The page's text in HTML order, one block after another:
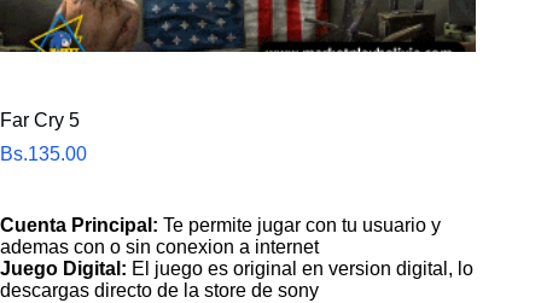
Far Cry 5
Bs.135.00
Cuenta Principal: Te permite jugar con tu usuario y
ademas con o sin conexion a internet
Juego Digital: El juego es original en version digital, lo
descargas directo de la store de sony